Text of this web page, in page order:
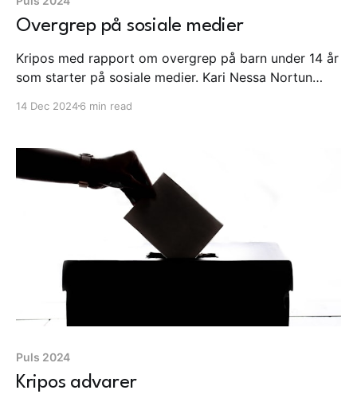
Overgrep på sosiale medier
Kripos med rapport om overgrep på barn under 14 år
som starter på sosiale medier. Kari Nessa Nortun
plass. I Danmark anbefaler ekspertutvalg at tech-
14 Dec 20246 min read
Puls 2024
Kripos advarer